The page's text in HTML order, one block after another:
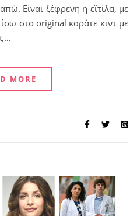
Είναι ξέφρενη η εϊτίλα, με
στο original καράτε κιντ με
MORE